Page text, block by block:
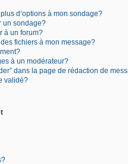
d’options à mon sondage?
un sondage?
à un forum?
fichiers à mon message?
à un modérateur?
dans la page de rédaction de
validé?